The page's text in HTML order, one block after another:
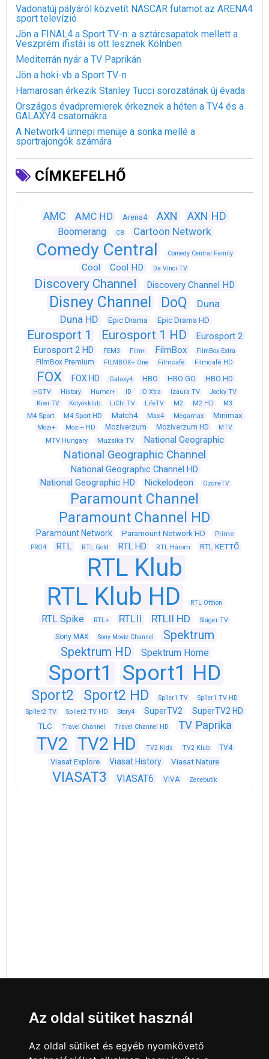
Vadonatúj pályáról közvetít NASCAR futamot az ARENA4
sport televízió
Jön a FINAL4 a Sport TV-n: a sztárcsapatok mellett a
Veszprém ifistái is ott lesznek Kölnben
Mediterrán nyár a TV Paprikán
Jön a hoki-vb a Sport TV-n
Hamarosan érkezik Stanley Tucci sorozatának új évada
Országos évadpremierek érkeznek a héten a TV4 és a
GALAXY4 csatornákra
A Network4 ünnepi menüje a sonka mellé a
sportrajongók számára
CÍMKEFELHŐ
AMC AMC HD Arena4 AXN AXN HD
Boomerang C8 Cartoon Network
Comedy Central Comedy Central Family
Cool Cool HD Da Vinci TV
Discovery Channel Discovery Channel HD
Disney Channel DoQ
Duna
Duna HD
Epic Drama Epic Drama HD
Eurosport 1 Eurosport 1 HD
Eurosport 2
Eurosport 2 HD
FEM3 Film+ FilmBox FilmBox Extra
FilmBox Premium FILMBOX+ One Filmcafé Filmcafé HD
FOX FOX HD Galaxy4 HBO HBO GO HBO HD
HGTV History Humor+ ID ID Xtra Izaura TV
Jocky TV
Kiwi TV
Kölyökklub LiChi TV LifeTV M2 M2 HD M3
M4 Sport M4 Sport HD Match4 Max4 Megamax Minimax
Mozi+ Mozi+ HD Moziverzum Moziverzum HD
MTV
MTV Hungary
Muzsika TV National Geographic
National Geographic Channel
National Geographic Channel HD
National Geographic HD
Nickelodeon OzoneTV
Paramount Channel
Paramount Channel HD
Paramount Network Paramount Network HD Prime
PRO4 RTL RTL Gold RTL HD RTL Három RTL KETTŐ
RTL Klub
RTL Klub HD
RTL Otthon
RTL Spike RTL+ RTLII RTLII HD Sláger TV
Sony MAX Sony Movie Channel
Spektrum
Spektrum HD
Spektrum Home
Sport1 Sport1 HD
Sport2 Sport2 HD Spíler1 TV
Spíler1 TV HD
Spíler2 TV
Spíler2 TV HD Story4 SuperTV2 SuperTV2 HD
TLC Travel Channel Travel Channel HD TV Paprika
TV2 TV2 HD TV2 Kids TV2 Klub TV4
Viasat Explore Viasat History Viasat Nature
VIASAT3 VIASAT6 VIVA Zenebutik
Az oldal sütiket használ
Az oldal sütiket és egyéb nyomkövető